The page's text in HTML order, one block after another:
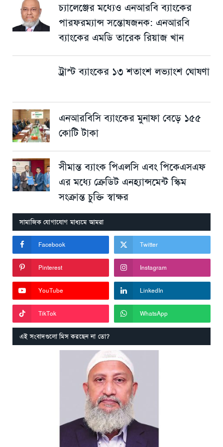
চ্যালেঞ্জের মধ্যেও এনআরবি ব্যাংকের
পারফরম্যান্স সন্তোষজনক: এনআরবি
ব্যাংকের এমডি তারেক রিয়াজ খান
ট্রাস্ট ব্যাংকের ১৩ শতাংশ লভ্যাংশ ঘোষণা
এনআরবিসি ব্যাংকের মুনাফা বেড়ে ১৫৫
কোটি টাকা
সীমান্ত ব্যাংক পিএলসি এবং পিকেএসএফ
এর মধ্যে ক্রেডিট এনহ্যান্সমেন্ট স্কিম
সংক্রান্ত চুক্তি স্বাক্ষর
সামাজিক যোগাযোগ মাধ্যমে আমরা
Facebook Twitter
Pinterest Instagram
YouTube LinkedIn
TikTok WhatsApp
এই সংবাদগুলো মিস করছেন না তো?